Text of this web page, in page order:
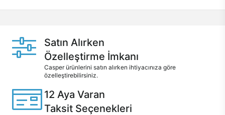
Satın Alırken
Özelleştirme İmkanı
Casper ürünlerini satın alırken ihtiyacınıza göre
özelleştirebilirsiniz.
12 Aya Varan
Taksit Seçenekleri